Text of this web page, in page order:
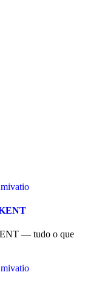
— tudo o que